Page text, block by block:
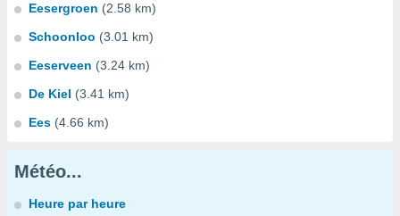
Eesergroen (2.58 km)
Schoonloo (3.01 km)
Eeserveen (3.24 km)
De Kiel (3.41 km)
Ees (4.66 km)
Météo...
Heure par heure